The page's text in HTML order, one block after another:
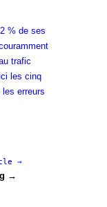
% de ses
trafic
les cinq
erreurs
→
→